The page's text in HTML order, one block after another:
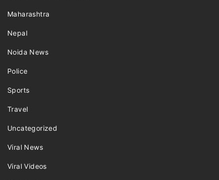
Maharashtra
Nepal
Noida News
Police
Sports
Travel
Uncategorized
Viral News
Viral Videos